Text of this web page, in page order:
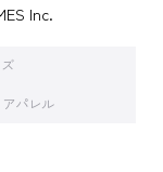
Inc.
パレル